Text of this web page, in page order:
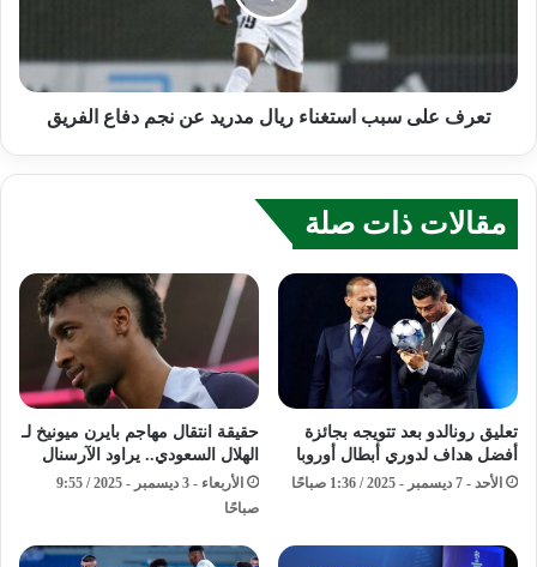
تعرف على سبب استغناء ريال مدريد عن نجم دفاع الفريق
مقالات ذات صلة
تعليق رونالدو بعد تتويجه بجائزة
أفضل هداف لدوري أبطال أوروبا
الأحد - 7 ديسمبر - 2025 / 1:36 صباحًا
حقيقة انتقال مهاجم بايرن ميونيخ لـ
الهلال السعودي.. يراود الآرسنال
الأربعاء - 3 ديسمبر - 2025 / 9:55
صباحًا